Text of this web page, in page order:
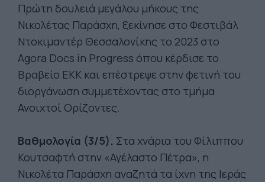
Πρώτη δουλειά μεγάλου μήκους της
Νικολέτας Παράσχη, ξεκίνησε στο Φεστιβάλ
Ντοκιμαντέρ Θεσσαλονίκης το 2023 στο
Agora Docs in Progress όπου κέρδισε το
Βραβείο ΕΚΚ και επέστρεψε στην φετινή του
διοργάνωση συμμετέχοντας στο τμήμα
Ανοιχτοί Ορίζοντες.
Βαθμολογία (3/5). Στα χνάρια του Φίλιππου
Κουτσαφτή στην «Αγέλαστο Πέτρα», η
Νικολέτα Παράσχη αναζητά τα ίχνη της Ιεράς